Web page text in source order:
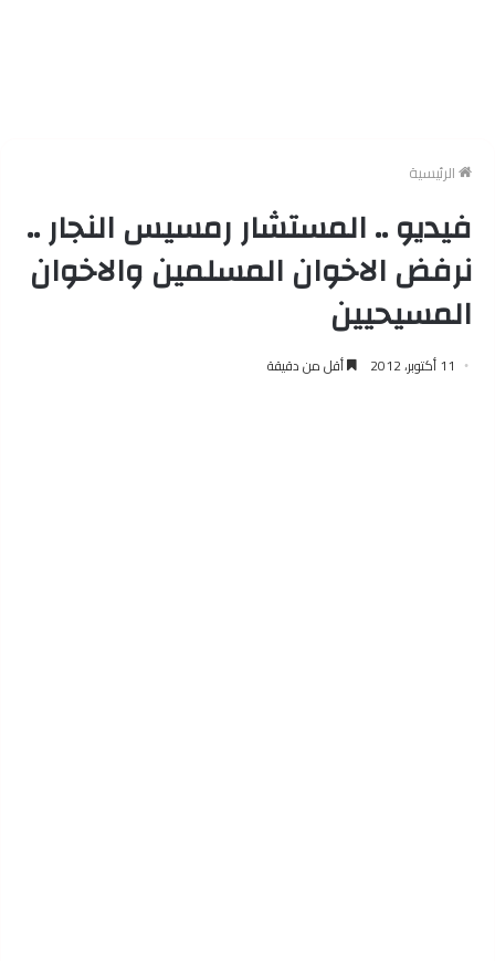
الرئيسية
فيديو .. المستشار رمسيس النجار ..
نرفض الاخوان المسلمين والاخوان
المسيحيين
11 أكتوبر، 2012 أقل من دقيقة